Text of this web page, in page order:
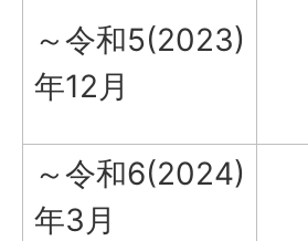
～令和5(2023)
年12月
～令和6(2024)
年3月